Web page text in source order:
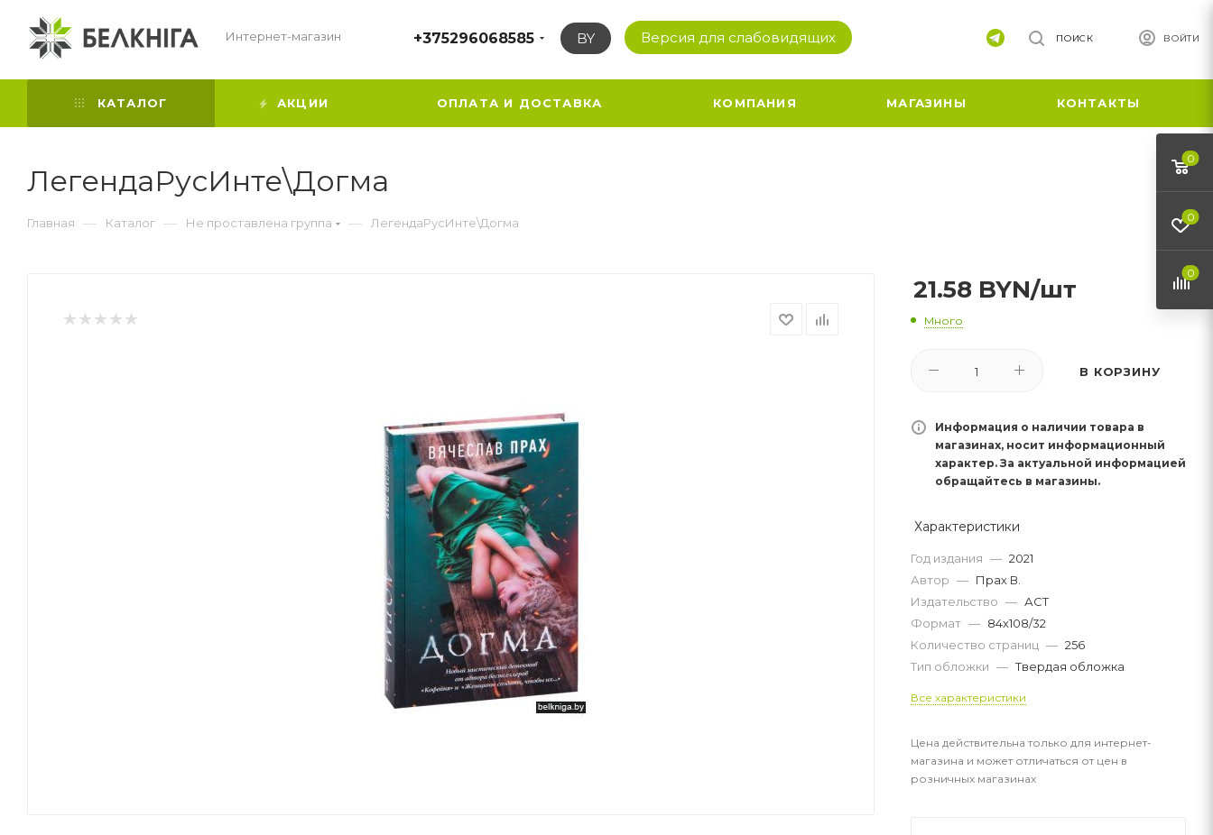
Интернет-магазин +375296068585 BY Версия для слабовидящих ВОЙТИ
ПОИСК
КАТАЛОГ АКЦИИ ОПЛАТА И ДОСТАВКА КОМПАНИЯ МАГАЗИНЫ КОНТАКТЫ
ЛегендаРусИнте\Догма
Главная — Каталог — Не проставлена группа — ЛегендаРусИнте\Догма
21.58 BYN/шт
Много
В КОРЗИНУ
Информация о наличии товара в
магазинах, носит информационный
характер. За актуальной информацией
обращайтесь в магазины.
Характеристики
Год издания — 2021
Автор — Прах В.
Издательство — АСТ
Формат — 84x108/32
Количество страниц — 256
Тип обложки — Твердая обложка
Все характеристики
Цена действительна только для интернет-
магазина и может отличаться от цен в
розничных магазинах
0
0
0